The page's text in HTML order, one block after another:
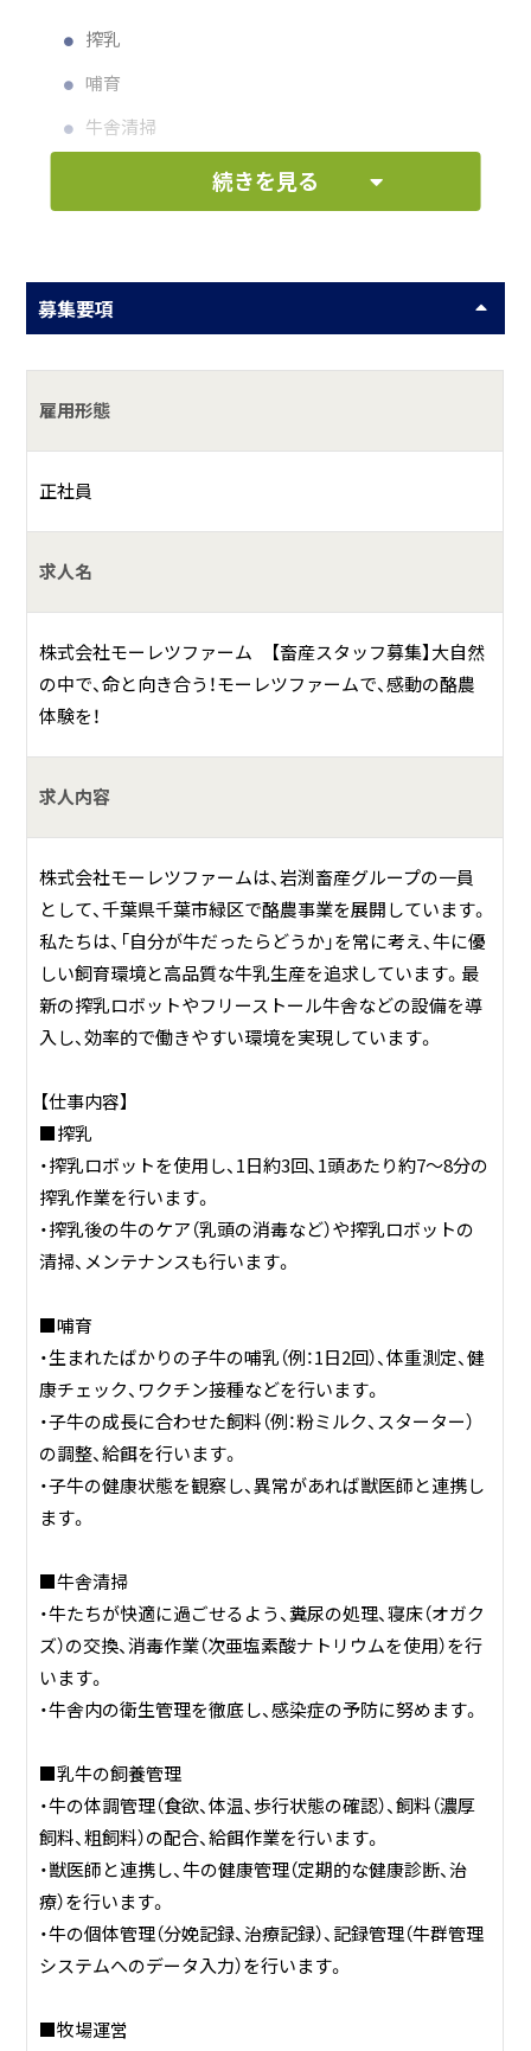
搾乳
哺育
牛舎清掃
牧場運営など
何をしている会社？
「自分が牛だったらどうか」を常に考え、牛に優しい飼育環境
と高品質な牛乳生産を追求しています。
持続可能な酪農を通じて、地域社会に貢献することを目標と
具体的には？
■最新技術の導入
最新搾乳ロボットや、フリーストール牛舎などの先進的な設
備を導入し、効率的かつ牛に優しい酪農を実現しています。
■高品質な牛乳生産
■地域社会への貢献
地域との連携を大切にし、学校給食への牛乳提供や地域イベ
ントへの参加などを通じて、地域社会の活性化に貢献してい
ます。
耕作放棄地の解消と地産地消という部分にこだわって行き
■従業員を大切にする環境
従業員一人ひとりが働きやすい環境づくりに努め、スキルア
ップやキャリア形成を支援しています。
【事業内容】
畜産事業（肉牛肥育）
耕作事業（飼料作物生産）
【私たちの強み】
■岩渕畜産グループの安定基盤
グループ企業との連携により、安定した経営基盤を確立して
います。
■経験豊富なスタッフ
酪農経験豊富なスタッフが、牛の飼育から牛乳生産まで、高
い専門性を持って業務に取り組んでいます。
■地域との強い信頼関係
活動しています。
【今後の展望】
株式会社モーレツファームは、これからも最新技術を積極的
に導入し、持続可能な酪農を追求していきます。地域社会と
の連携をさらに強化し、地域に貢献できる企業を目指しま
す。
続きを見る
募集要項
雇用形態
正社員
求人名
株式会社モーレツファーム 【畜産スタッフ募集】大自然
の中で、命と向き合う！モーレツファームで、感動の酪農
体験を！
求人内容
株式会社モーレツファームは、岩渕畜産グループの一員
として、千葉県千葉市緑区で酪農事業を展開しています。
私たちは、「自分が牛だったらどうか」を常に考え、牛に優
しい飼育環境と高品質な牛乳生産を追求しています。最
新の搾乳ロボットやフリーストール牛舎などの設備を導
入し、効率的で働きやすい環境を実現しています。
【仕事内容】
■搾乳
・搾乳ロボットを使用し、1日約3回、1頭あたり約7～8分の
搾乳作業を行います。
・搾乳後の牛のケア（乳頭の消毒など）や搾乳ロボットの
清掃、メンテナンスも行います。
■哺育
・生まれたばかりの子牛の哺乳（例：1日2回）、体重測定、健
康チェック、ワクチン接種などを行います。
・子牛の成長に合わせた飼料（例：粉ミルク、スターター）
の調整、給餌を行います。
・子牛の健康状態を観察し、異常があれば獣医師と連携し
ます。
■牛舎清掃
・牛たちが快適に過ごせるよう、糞尿の処理、寝床（オガク
ズ）の交換、消毒作業（次亜塩素酸ナトリウムを使用）を行
います。
・牛舎内の衛生管理を徹底し、感染症の予防に努めます。
■乳牛の飼養管理
・牛の体調管理（食欲、体温、歩行状態の確認）、飼料（濃厚
飼料、粗飼料）の配合、給餌作業を行います。
・獣医師と連携し、牛の健康管理（定期的な健康診断、治
療）を行います。
・牛の個体管理（分娩記録、治療記録）、記録管理（牛群管理
システムへのデータ入力）を行います。
■牧場運営